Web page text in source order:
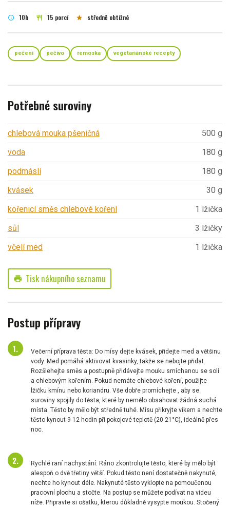
schedule 10h restaurant 15 porcí star středně obtížné
pečení pečivo remoska vegetariánské recepty
Potřebné suroviny
chlebová mouka pšeničná
500 g
voda
180 g
podmáslí
180 g
kvásek
30 g
kořenicí směs chlebové koření
1 lžička
sůl
3 lžičky
včelí med
1 lžička
print Tisk nákupního seznamu
Postup přípravy
Večerní příprava těsta: Do mísy dejte kvásek, přidejte med a většinu
vody. Med pomáhá aktivovat kvasinky, takže se nebojte přidat.
Rozšlehejte směs a postupně přidávejte mouku smíchanou se solí
a chlebovým kořením. Pokud nemáte chlebové koření, použijte
lžičku kmínu nebo koriandru. Vše dobře promíchejte , aby se
suroviny spojily do těsta, které by nemělo obsahovat žádná suchá
místa. Těsto by mělo být středně tuhé. Mísu přikryjte víkem a nechte
těsto kynout 9-12 hodin při pokojové teplotě (20-21°C), ideálně přes
noc.
Rychlé raní nachystání: Ráno zkontrolujte těsto, které by mělo být
alespoň o dvě třetiny větší. Pokud těsto není dostatečně nakynuté,
nechte ho kynout déle. Nakynuté těsto vyklopte na pomoučenou
pracovní plochu a stočte. Na postup se můžete podívat na videu
níže. Připravte si ošatku, kterou důkladně vysypte moukou. Stočený